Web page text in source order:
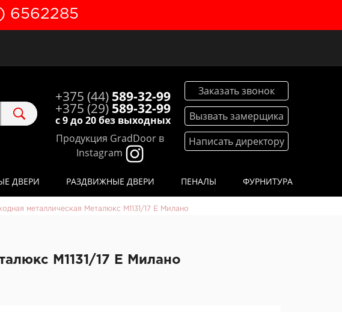
6562285
Заказать звонок
Вызвать замерщика
Написать директору
+375 (44) 589-32-99
+375 (29) 589-32-99
с 9 до 20 без выходных
Продукция GradDoor в
Instagram
ДВЕРИ РАЗДВИЖНЫЕ ДВЕРИ ПЕНАЛЫ ФУРНИТУРА
металлическая Металюкс М1131/17 E Милано
М1131/17 E Милано